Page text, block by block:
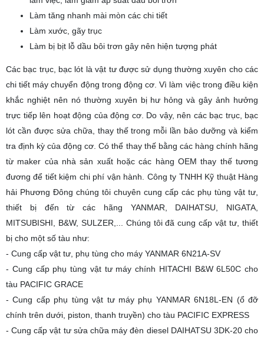
Làm tăng nhanh mài mòn các chi tiết
Làm xước, gãy trục
Làm bị bịt lỗ dầu bôi trơn gây nên hiện tượng phát
Các bạc trục, bạc lót là vật tư được sử dụng thường xuyên cho các
chi tiết máy chuyển động trong động cơ. Vì làm việc trong điều kiện
khắc nghiệt nên nó thường xuyên bị hư hỏng và gây ảnh hưởng
trực tiếp lên hoạt động của động cơ. Do vậy, nên các bạc trục, bạc
lót cần được sửa chữa, thay thế trong mỗi lần bảo dưỡng và kiểm
tra định kỳ của động cơ. Có thể thay thế bằng các hàng chính hãng
từ maker của nhà sản xuất hoặc các hàng OEM thay thế tương
đương để tiết kiệm chi phí vận hành. Công ty TNHH Kỹ thuật Hàng
hải Phương Đông chúng tôi chuyên cung cấp các phụ tùng vật tư,
thiết bị đến từ các hãng YANMAR, DAIHATSU, NIGATA,
MITSUBISHI, B&W, SULZER,... Chúng tôi đã cung cấp vật tư, thiết
bị cho một số tàu như:
- Cung cấp vật tư, phụ tùng cho máy YANMAR 6N21A-SV
- Cung cấp phụ tùng vật tư máy chính HITACHI B&W 6L50C cho
tàu PACIFIC GRACE
- Cung cấp phụ tùng vật tư máy phụ YANMAR 6N18L-EN (ổ đỡ
chính trên dưới, piston, thanh truyền) cho tàu PACIFIC EXPRESS
- Cung cấp vật tư sửa chữa máy đèn diesel DAIHATSU 3DK-20 cho